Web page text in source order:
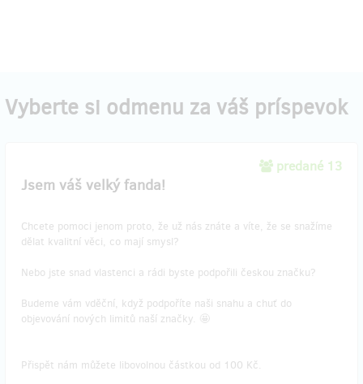
Vyberte si odmenu za váš príspevok
predané 13
Jsem váš velký fanda!
Chcete pomoci jenom proto, že už nás znáte a víte, že se snažíme
dělat kvalitní věci, co mají smysl?
Nebo jste snad vlastenci a rádi byste podpořili českou značku?
Budeme vám vděční, když podpoříte naši snahu a chuť do
objevování nových limitů naší značky. 🤩
Přispět nám můžete libovolnou částkou od 100 Kč.